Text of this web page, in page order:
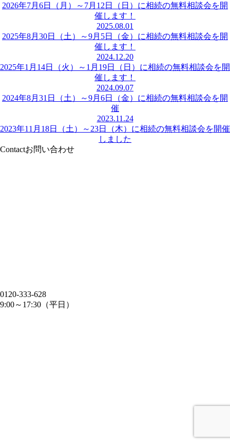
2026年7月6日（月）～7月12日（日）に相続の無料相談会を開
催します！
2025.08.01
2025年8月30日（土）～9月5日（金）に相続の無料相談会を開
催します！
2024.12.20
2025年1月14日（火）～1月19日（日）に相続の無料相談会を開
催します！
2024.09.07
2024年8月31日（土）～9月6日（金）に相続の無料相談会を開
催
2023.11.24
2023年11月18日（土）～23日（木）に相続の無料相談会を開催
しました
Contactお問い合わせ
0120-333-628
9:00～17:30（平日）